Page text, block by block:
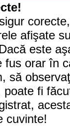
afişate
este
fus orar în
să
poate fi
cuvinte!